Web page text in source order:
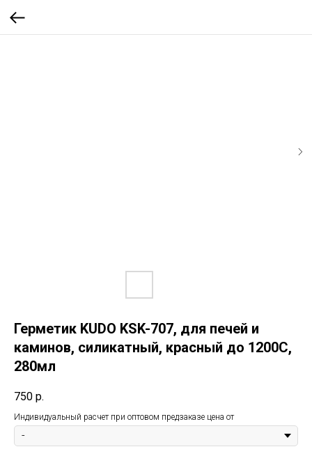
Герметик KUDO KSK-707, для печей и
каминов, силикатный, красный до 1200С,
280мл
750 р.
Индивидуальный расчет при оптовом предзаказе цена от